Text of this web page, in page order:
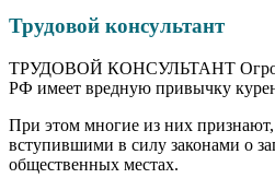
Трудовой консультант
ТРУДОВОЙ КОНСУЛЬТАНТ
РФ имеет вредную привычку
При этом многие из них
вступившими в силу законами о
общественных местах.